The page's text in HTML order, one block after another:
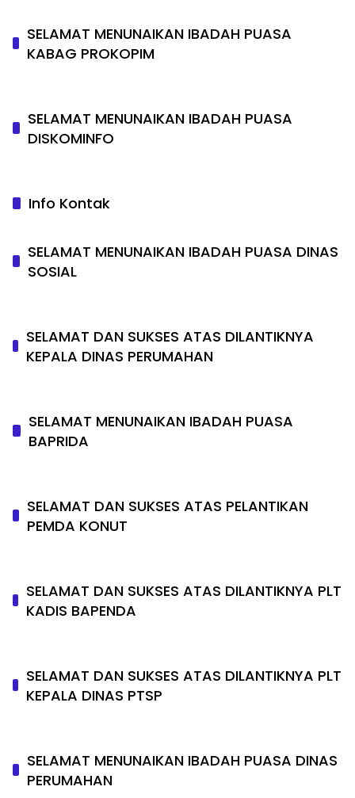
SELAMAT MENUNAIKAN IBADAH PUASA
KABAG PROKOPIM
SELAMAT MENUNAIKAN IBADAH PUASA
DISKOMINFO
Info Kontak
SELAMAT MENUNAIKAN IBADAH PUASA DINAS
SOSIAL
SELAMAT DAN SUKSES ATAS DILANTIKNYA
KEPALA DINAS PERUMAHAN
SELAMAT MENUNAIKAN IBADAH PUASA
BAPRIDA
SELAMAT DAN SUKSES ATAS PELANTIKAN
PEMDA KONUT
SELAMAT DAN SUKSES ATAS DILANTIKNYA PLT
KADIS BAPENDA
SELAMAT DAN SUKSES ATAS DILANTIKNYA PLT
KEPALA DINAS PTSP
SELAMAT MENUNAIKAN IBADAH PUASA DINAS
PERUMAHAN